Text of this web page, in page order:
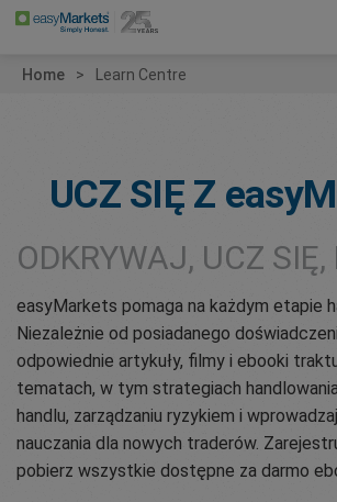
Home Learn Centre
UCZ SIĘ Z
ODKRYWAJ, UCZ
easyMarkets pomaga na każdym etapie
Niezależnie od posiadanego
odpowiednie artykuły, filmy i ebooki
tematach, w tym strategiach
handlu, zarządzaniu ryzykiem i
nauczania dla nowych traderów.
pobierz wszystkie dostępne za darmo